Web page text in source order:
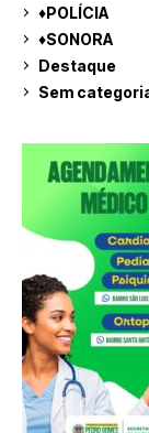
♦POLÍCIA
♦SONORA
Destaque
Sem